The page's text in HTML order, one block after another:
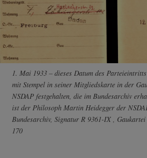
1. Mai 1933 – dieses Datum des
mit Stempel in seiner Mitgliedskarte in der
NSDAP festgehalten, die im Bundesarchiv
ist der Philosoph Martin Heidegger der
Bundesarchiv, Signatur R 9361-IX ,
170